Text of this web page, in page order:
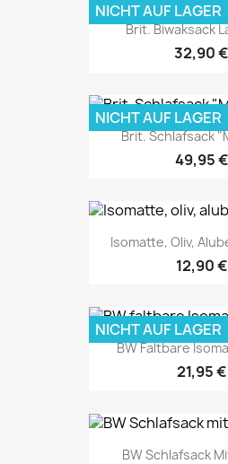
Brit. Biwaksack
32,90 €
NICHT AUF LAGER
Brit. Schlafsack
49,95 €
NICHT AUF LAGER
Isomatte, Oliv,
12,90 €
BW Faltbare
21,95 €
NICHT AUF LAGER
BW Schlafsack